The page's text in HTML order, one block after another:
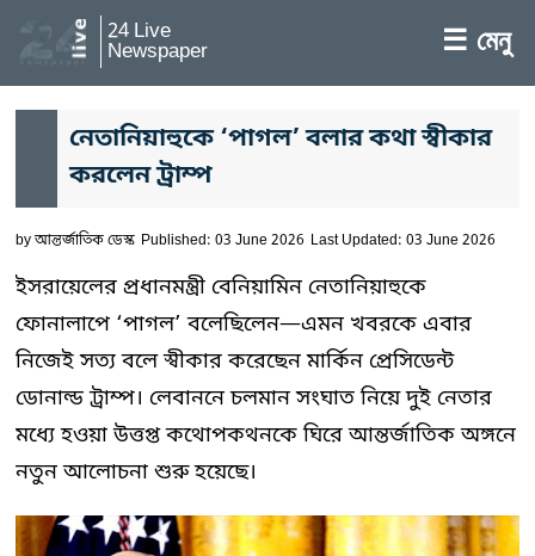
24 Live
Newspaper ☰ মেনু
নেতানিয়াহুকে ‘পাগল’ বলার কথা স্বীকার
করলেন ট্রাম্প
byআন্তর্জাতিক ডেস্ক Published: 03 June 2026 Last Updated: 03 June 2026
ইসরায়েলের প্রধানমন্ত্রী বেনিয়ামিন নেতানিয়াহুকে
ফোনালাপে ‘পাগল’ বলেছিলেন—এমন খবরকে এবার
নিজেই সত্য বলে স্বীকার করেছেন মার্কিন প্রেসিডেন্ট
ডোনাল্ড ট্রাম্প। লেবাননে চলমান সংঘাত নিয়ে দুই নেতার
মধ্যে হওয়া উত্তপ্ত কথোপকথনকে ঘিরে আন্তর্জাতিক অঙ্গনে
নতুন আলোচনা শুরু হয়েছে।